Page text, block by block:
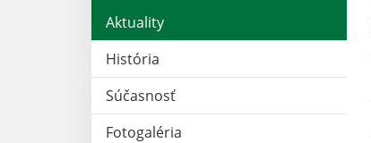
Aktuality
História
Súčasnosť
Fotogaléria